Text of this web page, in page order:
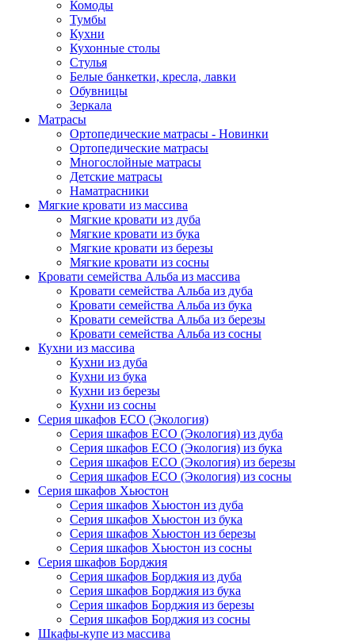
Комоды
Тумбы
Кухни
Кухонные столы
Стулья
Белые банкетки, кресла, лавки
Обувницы
Зеркала
Матрасы
Ортопедические матрасы - Новинки
Ортопедические матрасы
Многослойные матрасы
Детские матрасы
Наматрасники
Мягкие кровати из массива
Мягкие кровати из дуба
Мягкие кровати из бука
Мягкие кровати из березы
Мягкие кровати из сосны
Кровати семейства Альба из массива
Кровати семейства Альба из дуба
Кровати семейства Альба из бука
Кровати семейства Альба из березы
Кровати семейства Альба из сосны
Кухни из массива
Кухни из дуба
Кухни из бука
Кухни из березы
Кухни из сосны
Серия шкафов ECO (Экология)
Серия шкафов ECO (Экология) из дуба
Серия шкафов ECO (Экология) из бука
Серия шкафов ECO (Экология) из березы
Серия шкафов ECO (Экология) из сосны
Серия шкафов Хьюстон
Серия шкафов Хьюстон из дуба
Серия шкафов Хьюстон из бука
Серия шкафов Хьюстон из березы
Серия шкафов Хьюстон из сосны
Серия шкафов Борджия
Серия шкафов Борджия из дуба
Серия шкафов Борджия из бука
Серия шкафов Борджия из березы
Серия шкафов Борджия из сосны
Шкафы-купе из массива